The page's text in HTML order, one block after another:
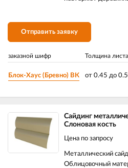
Отправить заявку
заказной шифр Толщина
Блок-Хаус (Бревно) ВК от 0.45 до
Сайдинг
Слоновая кость
Цена по запросу
Металлический
Облицовочный